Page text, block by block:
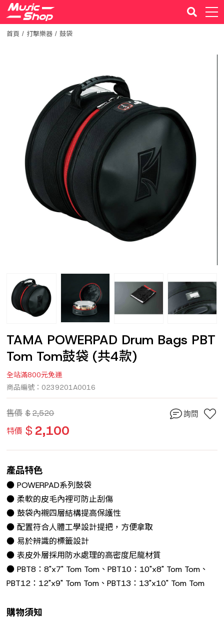
首頁 打擊樂器 鼓袋
TAMA POWERPAD Drum Bags PBT
Tom Tom鼓袋 (共4款)
全站滿800元免運
商品編號：0239201A0016
售價 $2,520
特價 $2,100
詢問
產品特色
● POWERPAD系列鼓袋
● 柔軟的皮毛內裡可防止刮傷
● 鼓袋內襯四層結構提高保護性
● 配置符合人體工學設計提把，方便拿取
● 易於辨識的標籤設計
● 表皮外層採用防水處理的高密度尼龍材質
● PBT8：8"x7" Tom Tom、PBT10：10"x8" Tom Tom、
PBT12：12"x9" Tom Tom、PBT13：13"x10" Tom Tom
購物須知